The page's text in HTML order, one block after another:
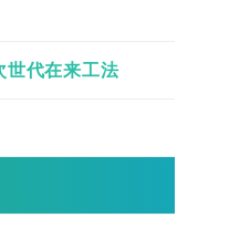
世代在来工法